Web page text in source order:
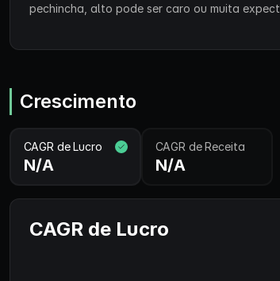
pechincha, alto pode ser caro ou muita
Crescimento
CAGR de Lucro
N/A
CAGR de Receita
N/A
CAGR de Lucro